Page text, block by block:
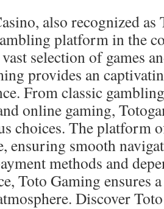
also recognized
platform in the
selection of games
provides an
From classic
online gaming,
choices. The platform
ensuring smooth
methods and
Toto Gaming ensures
Discover